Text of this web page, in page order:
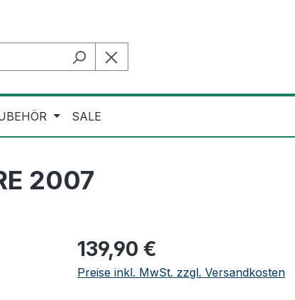
SALE
2007
Regulärer Preis:
139,90 €
Preise inkl. MwSt. zzgl. Versandkosten